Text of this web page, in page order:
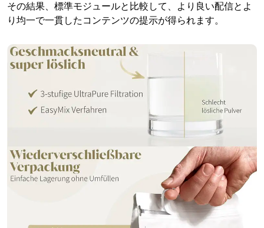
その結果、標準モジュールと比較して、より良い配信とよ
り均一で一貫したコンテンツの提示が得られます。